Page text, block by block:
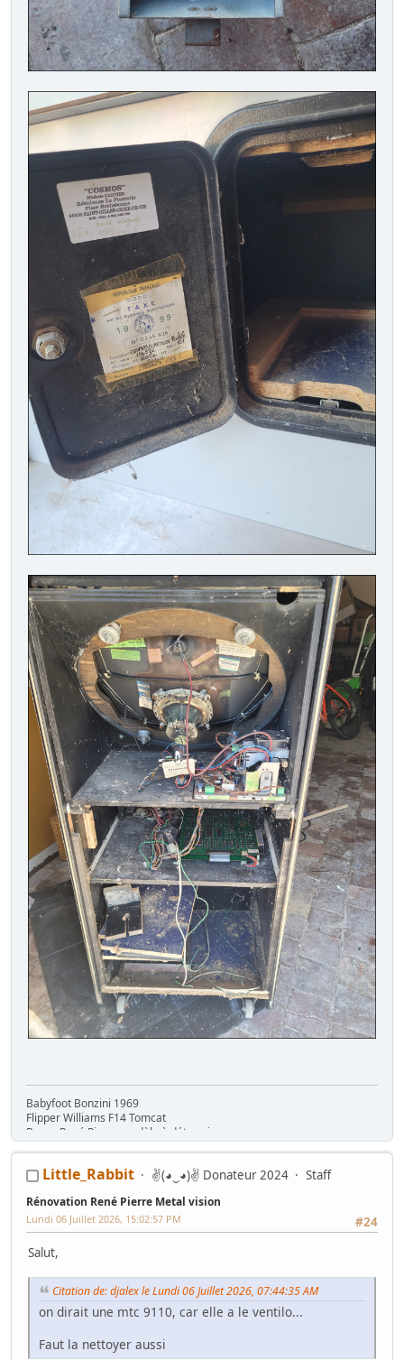
Babyfoot Bonzini 1969
Flipper Williams F14 Tomcat
Borne René Pierre modèle à déterminer....
Little_Rabbit ✌(◕‿◕)✌ Donateur 2024 Staff
Rénovation René Pierre Metal vision
#24
Lundi 06 Juillet 2026, 15:02:57 PM
Salut,
Citation de: djalex le Lundi 06 Juillet 2026, 07:44:35 AM
on dirait une mtc 9110, car elle a le ventilo...
Faut la nettoyer aussi